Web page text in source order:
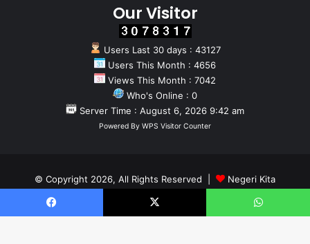
Our Visitor
Users Last 30 days : 43127
Users This Month : 4656
Views This Month : 7042
Who's Online : 0
Server Time : August 6, 2026 9:42 am
Powered By WPS Visitor Counter
© Copyright 2026, All Rights Reserved |
Negeri Kita
About
Facebook X WhatsApp